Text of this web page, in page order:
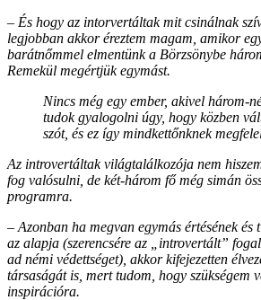
– És hogy az intorvertáltak mit csinálnak
legjobban akkor éreztem magam, amikor
barátnőmmel elmentünk a Börzsönybe
Remekül megértjük egymást.
Nincs még egy ember, akivel három-
tudok gyalogolni úgy, hogy közben
szót, és ez így mindkettőnknek
Az introvertáltak világtalálkozója nem
fog valósulni, de két-három fő még simán
programra.
– Azonban ha megvan egymás értésének és
az alapja (szerencsére az „introvertált”
ad némi védettséget), akkor kifejezetten
társaságát is, mert tudom, hogy szükségem
inspirációra.